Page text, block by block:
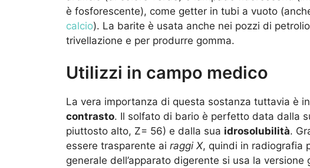
è fosforescente), come getter in tubi a vuoto
calcio). La barite è usata anche nei pozzi di
trivellazione e per produrre gomma.
Utilizzi in campo medico
La vera importanza di questa sostanza tuttavia è
contrasto. Il solfato di bario è perfetto data dalla
piuttosto alto, Z= 56) e dalla sua idrosolubilità.
essere trasparente ai raggi X, quindi in radiografia
generale dell’apparato digerente si usa la